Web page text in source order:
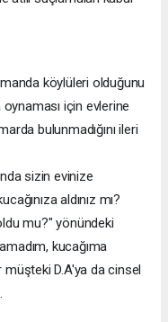
köylüleri olduğunu
için evlerine
bulunmadığını ileri
sizin evinize
aldınız mı?
mu?" yönündeki
kucağıma
müşteki D.A'ya da cinsel